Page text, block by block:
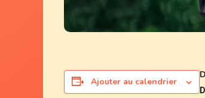
Ajouter au calendrier